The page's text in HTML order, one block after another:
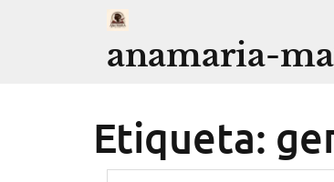
anamaria-
Etiqueta: